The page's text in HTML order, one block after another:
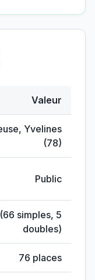
Valeur
, Yvelines
(78)
Public
(66 simples, 5
doubles)
76 places